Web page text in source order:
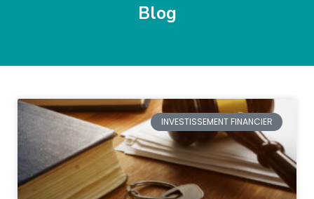
Blog
INVESTISSEMENT FINANCIER